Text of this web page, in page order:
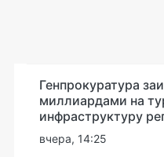
Генпрокуратура
миллиардами на
инфраструктуру
вчера, 14:25